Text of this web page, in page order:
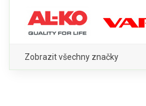
Zobrazit všechny značky